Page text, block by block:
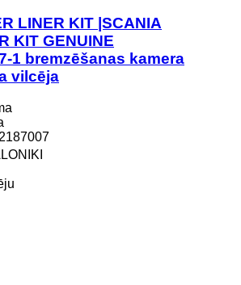
LINER KIT |SCANIA
KIT GENUINE
1 bremzēšanas kamera
vilcēja